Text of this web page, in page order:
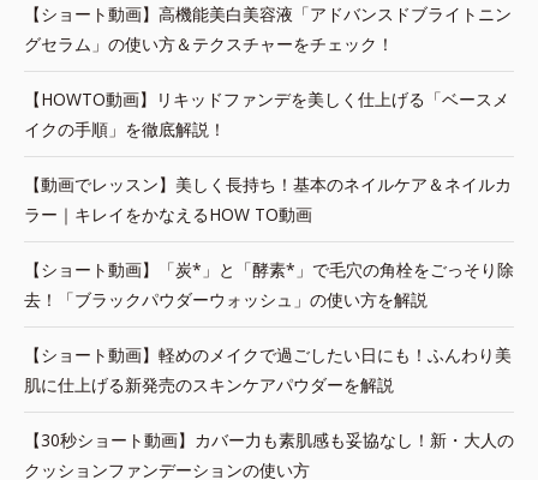
【ショート動画】高機能美白美容液「アドバンスドブライトニン
グセラム」の使い方＆テクスチャーをチェック！
【HOWTO動画】リキッドファンデを美しく仕上げる「ベースメ
イクの手順」を徹底解説！
【動画でレッスン】美しく長持ち！基本のネイルケア＆ネイルカ
ラー｜キレイをかなえるHOW TO動画
【ショート動画】「炭*」と「酵素*」で毛穴の角栓をごっそり除
去！「ブラックパウダーウォッシュ」の使い方を解説
【ショート動画】軽めのメイクで過ごしたい日にも！ふんわり美
肌に仕上げる新発売のスキンケアパウダーを解説
【30秒ショート動画】カバー力も素肌感も妥協なし！新・大人の
クッションファンデーションの使い方